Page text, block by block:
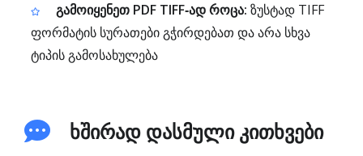
გამოიყენეთ PDF TIFF‑ად როცა: ზუსტად TIFF
ფორმატის სურათები გჭირდებათ და არა სხვა
ტიპის გამოსახულება
ხშირად დასმული კითხვები